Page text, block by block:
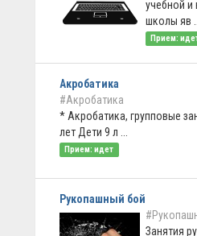
учебной и
школы яв ...
Прием:
Акробатика
#Акробатика
* Акробатика, групповые
лет Дети 9 л ...
Прием: идет
Рукопашный бой
Занятия